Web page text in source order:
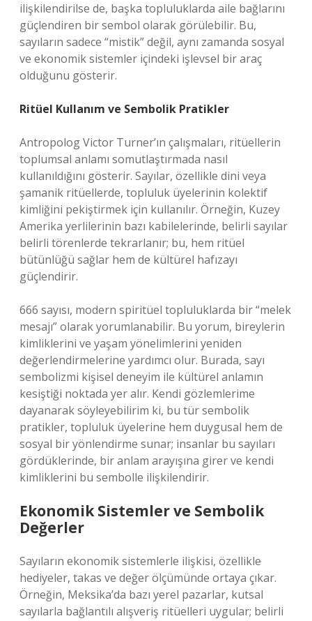
ilişkilendirilse de, başka topluluklarda aile bağlarını
güçlendiren bir sembol olarak görülebilir. Bu,
sayıların sadece “mistik” değil, aynı zamanda sosyal
ve ekonomik sistemler içindeki işlevsel bir araç
olduğunu gösterir.
Ritüel Kullanım ve Sembolik Pratikler
Antropolog Victor Turner’ın çalışmaları, ritüellerin
toplumsal anlamı somutlaştırmada nasıl
kullanıldığını gösterir. Sayılar, özellikle dini veya
şamanik ritüellerde, topluluk üyelerinin kolektif
kimliğini pekiştirmek için kullanılır. Örneğin, Kuzey
Amerika yerlilerinin bazı kabilelerinde, belirli sayılar
belirli törenlerde tekrarlanır; bu, hem ritüel
bütünlüğü sağlar hem de kültürel hafızayı
güçlendirir.
666 sayısı, modern spiritüel topluluklarda bir “melek
mesajı” olarak yorumlanabilir. Bu yorum, bireylerin
kimliklerini ve yaşam yönelimlerini yeniden
değerlendirmelerine yardımcı olur. Burada, sayı
sembolizmi kişisel deneyim ile kültürel anlamın
kesiştiği noktada yer alır. Kendi gözlemlerime
dayanarak söyleyebilirim ki, bu tür sembolik
pratikler, topluluk üyelerine hem duygusal hem de
sosyal bir yönlendirme sunar; insanlar bu sayıları
gördüklerinde, bir anlam arayışına girer ve kendi
kimliklerini bu sembolle ilişkilendirir.
Ekonomik Sistemler ve Sembolik
Değerler
Sayıların ekonomik sistemlerle ilişkisi, özellikle
hediyeler, takas ve değer ölçümünde ortaya çıkar.
Örneğin, Meksika’da bazı yerel pazarlar, kutsal
sayılarla bağlantılı alışveriş ritüelleri uygular; belirli